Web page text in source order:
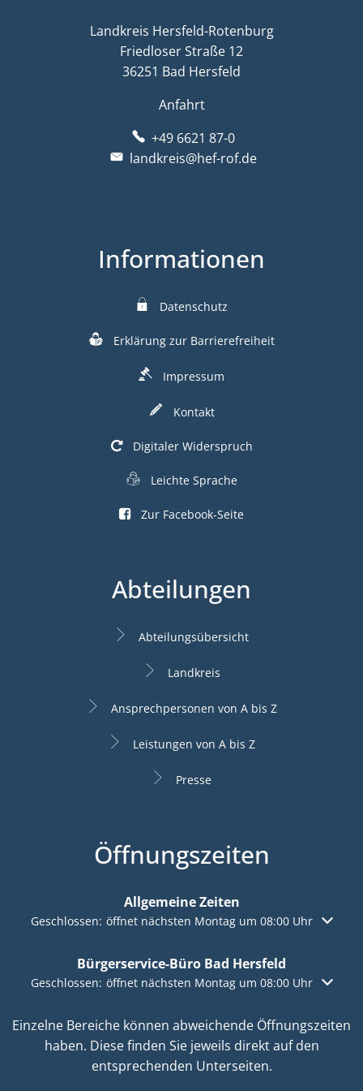
Landkreis Hersfeld-Rotenburg
Friedloser Straße 12
36251 Bad Hersfeld
Anfahrt
+49 6621 87-0
landkreis@hef-rof.de
Informationen
Datenschutz
Erklärung zur Barrierefreiheit
Impressum
Kontakt
Digitaler Widerspruch
Leichte Sprache
Zur Facebook-Seite
Abteilungen
Abteilungsübersicht
Landkreis
Ansprechpersonen von A bis Z
Leistungen von A bis Z
Presse
Öffnungszeiten
Allgemeine Zeiten
Klicken, um weitere Öffnungs- oder Schließzeiten
Geschlossen: öffnet nächsten Montag um 08:00 Uhr
Bürgerservice-Büro Bad Hersfeld
Klicken, um weitere Öffnungs- oder Schließzeiten
Geschlossen: öffnet nächsten Montag um 08:00 Uhr
Einzelne Bereiche können abweichende Öffnungszeiten
haben. Diese finden Sie jeweils direkt auf den
entsprechenden Unterseiten.